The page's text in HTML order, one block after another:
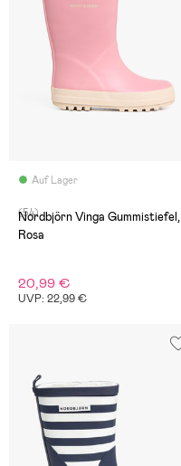
Auf Lager
(54)
Nordbjörn Vinga Gummistiefel,
Rosa
20,99 €
UVP: 22,99 €